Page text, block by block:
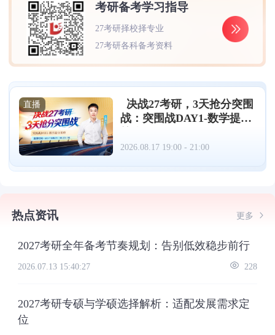
考研备考学习指导
27考研择校择专业
27考研各科备考资料
直播
决战27考研，3天抢分突围
战：突围战DAY1-数学提分
2026.08.17 19:00 - 21:00
热点资讯 更多
2027考研全年备考节奏规划：告别低效稳步前行
2026.07.13 15:40:27 228
2027考研专硕与学硕选择解析：适配发展需求定
位